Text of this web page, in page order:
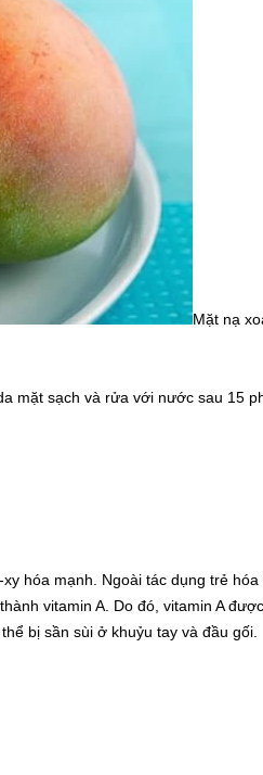
Mặt nạ
mặt sạch và rửa với nước sau 15
hóa mạnh. Ngoài tác dụng trẻ hóa
vitamin A. Do đó, vitamin A
bị sần sùi ở khuỷu tay và đầu gối.